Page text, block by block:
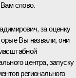
слово.
за оценку
Вы назвали, они
центра, запуску
регионального